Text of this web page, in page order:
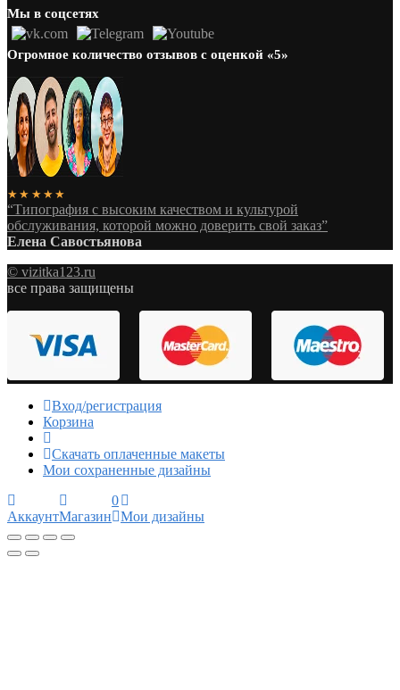
Мы в соцсетях
Огромное количество отзывов с оценкой «5»
★★★★★
“Типография с высоким качеством и культурой
обслуживания, которой можно доверить свой заказ”
Елена Савостьянова
© vizitka123.ru
все права защищены
Вход/регистрация
Корзина
Скачать оплаченные макеты
Мои сохраненные дизайны
АккаунтМагазин
0
Мои дизайны